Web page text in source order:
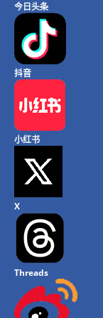
今日头条
抖音
小红书
X
Threads